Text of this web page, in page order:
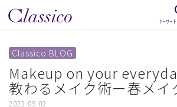
Classico BLOG
Makeup on your
教わるメイク術ー春メイ
2022.05.02